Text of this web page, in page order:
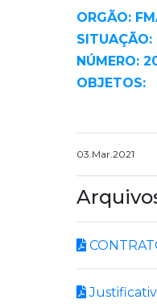
ORGÃO:
NÚMERO:
OBJETOS:
03.Mar.2021